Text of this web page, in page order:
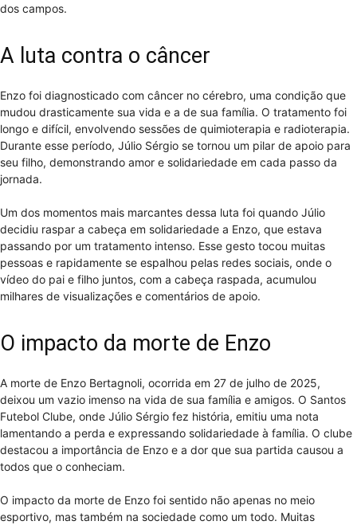
dos campos.
A luta contra o câncer
Enzo foi diagnosticado com câncer no cérebro, uma condição que
mudou drasticamente sua vida e a de sua família. O tratamento foi
longo e difícil, envolvendo sessões de quimioterapia e radioterapia.
Durante esse período, Júlio Sérgio se tornou um pilar de apoio para
seu filho, demonstrando amor e solidariedade em cada passo da
jornada.
Um dos momentos mais marcantes dessa luta foi quando Júlio
decidiu raspar a cabeça em solidariedade a Enzo, que estava
passando por um tratamento intenso. Esse gesto tocou muitas
pessoas e rapidamente se espalhou pelas redes sociais, onde o
vídeo do pai e filho juntos, com a cabeça raspada, acumulou
milhares de visualizações e comentários de apoio.
O impacto da morte de Enzo
A morte de Enzo Bertagnoli, ocorrida em 27 de julho de 2025,
deixou um vazio imenso na vida de sua família e amigos. O Santos
Futebol Clube, onde Júlio Sérgio fez história, emitiu uma nota
lamentando a perda e expressando solidariedade à família. O clube
destacou a importância de Enzo e a dor que sua partida causou a
todos que o conheciam.
O impacto da morte de Enzo foi sentido não apenas no meio
esportivo, mas também na sociedade como um todo. Muitas